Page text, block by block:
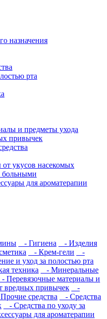
назначения
рта
и предметы ухода
привычек
укусов насекомых
больными
для ароматерапии
- Гигиена
- Изделия
- Крем-гели
-
и уход за полостью рта
техника
- Минеральные
- Перевязочные материалы и
вредных привычек
-
средства
- Средства
- Средства по уходу за
для ароматерапии